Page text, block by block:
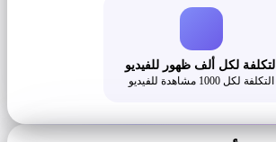
التكلفة لكل ألف ظهور للفيديو
التكلفة لكل 1000 مشاهدة للفيديو